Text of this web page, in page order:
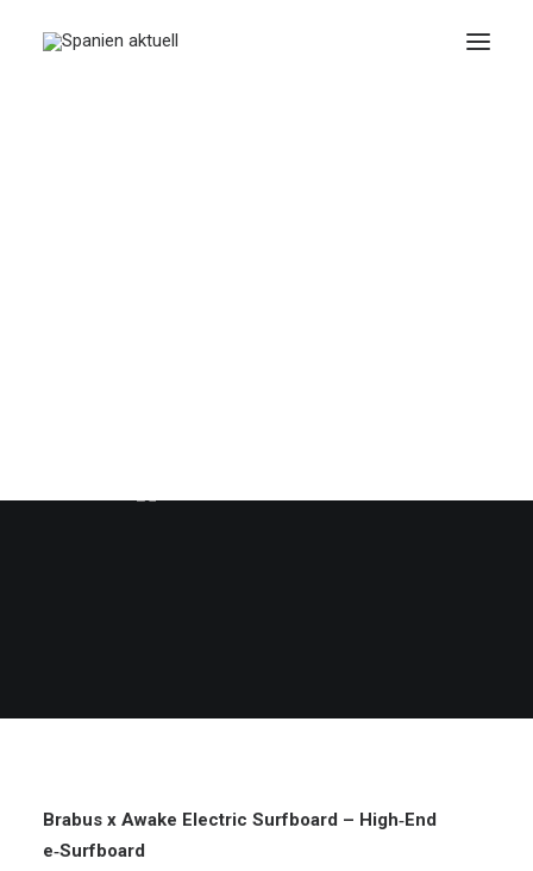
Brabus x Awake Electric Surfboard – High‑End
e‑Surfboard